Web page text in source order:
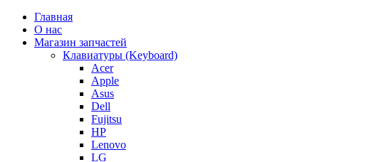
Главная
О нас
Магазин запчастей
Клавиатуры (Keyboard)
Acer
Apple
Asus
Dell
Fujitsu
HP
Lenovo
LG